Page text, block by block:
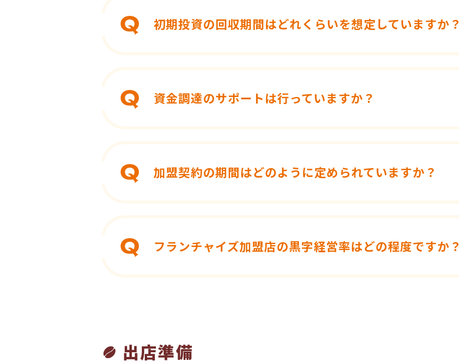
初期投資の回収期間はどれくらいを想定していますか？
資金調達のサポートは行っていますか？
加盟契約の期間はどのように定められていますか？
フランチャイズ加盟店の黒字経営率はどの程度ですか？
出店準備